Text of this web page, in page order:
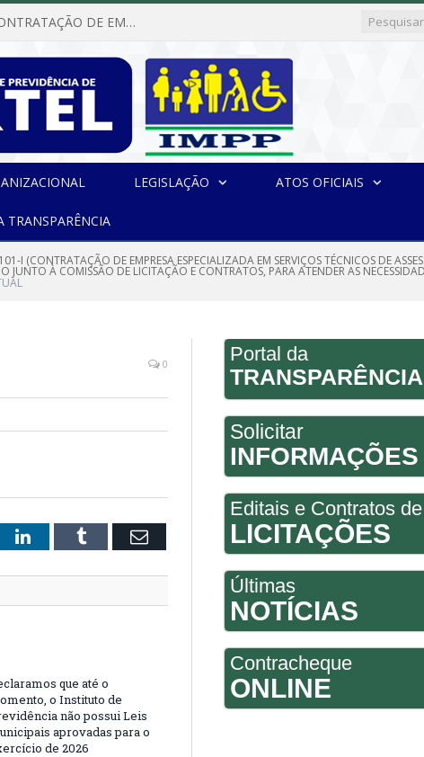
Dispensa de Licitação Nº 7/2026-300404-I (CONTRATAÇÃO DE EMPRESA PARA MANUTENÇÃO E REPARAÇÃO DE APARELHOS DE AR CONDICIONADO, EM ATENDIMENTO ÀS NECESSIDADES DO INSTITUTO DE PREVIDÊNCIA MUNICIPAL DE PORTEL/PA)
LEGISLAÇÃO ATOS OFICIAIS
TRANSPARÊNCIA
DE EMPRESA ESPECIALIZADA EM SERVIÇOS TÉCNICOS DE
À COMISSÃO DE LICITAÇÃO E CONTRATOS, PARA ATENDER AS
0
LinkedInTumblr Email
que até o
o Instituto de
não possui Leis
aprovadas para o
de 2026
Portal da
TRANSPARÊNCIA
Solicitar
INFORMAÇÕES
Editais e Contratos de
LICITAÇÕES
Últimas
NOTÍCIAS
Contracheque
ONLINE